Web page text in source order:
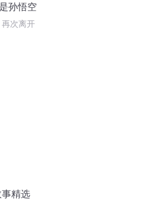
孙悟空
次离开
精选